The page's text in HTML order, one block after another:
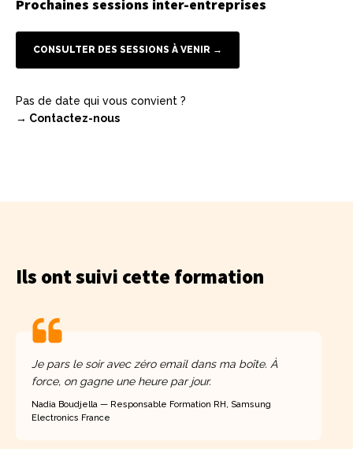
Prochaines sessions inter-entreprises
CONSULTER DES SESSIONS À VENIR →
Pas de date qui vous convient ?
→ Contactez-nous
Ils ont suivi cette formation
Je pars le soir avec zéro email dans ma boîte. À
force, on gagne une heure par jour.
Nadia Boudjella — Responsable Formation RH, Samsung
Electronics France